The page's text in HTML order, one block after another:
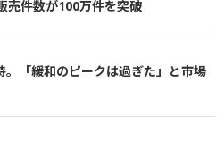
売件数が100万件を突破
。「緩和のピークは過ぎた」と市場